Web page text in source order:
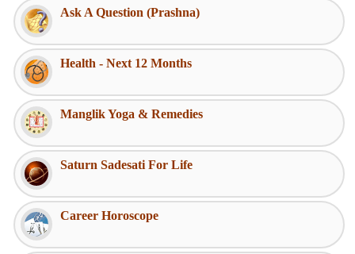
Ask A Question (Prashna)
Health - Next 12 Months
Manglik Yoga & Remedies
Saturn Sadesati For Life
Career Horoscope